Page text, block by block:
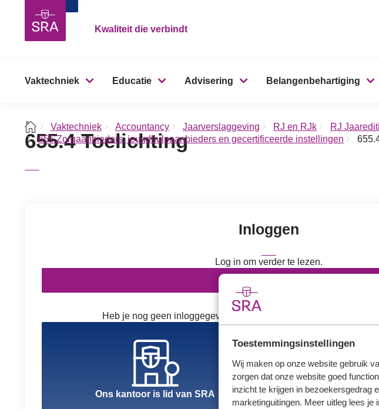
Toestemmingsinstellingen
Wij maken op onze website gebruik
zorgen dat onze website goed
inzicht te krijgen in bezoekersgedrag
marketinguitingen. Meer uitleg lees je
Kwaliteit die verbindt
Vaktechniek Educatie Advisering Belangenbehartiging
Vaktechniek Accountancy Jaarverslaggeving RJ en RJk RJ
655 Zorgaanbieders, jeugdhulpaanbieders en gecertificeerde instellingen
655.4 Toelichting
Inloggen
Log in om verder te lezen.
Heb je nog geen inloggegevens? Kies hieronder wat voor jou van
Ons kantoor is lid van SRA Ons kantoor is